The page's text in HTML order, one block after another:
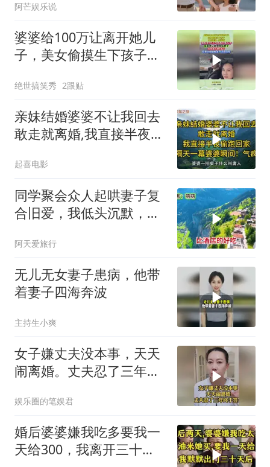
阿芒娱乐说
婆婆给100万让离开她儿
子，美女偷摸生下孩子，
绝世搞笑秀 2跟贴
亲妹结婚婆婆不让我回去
敢走就离婚,我直接半夜
起喜电影
同学聚会众人起哄妻子复
合旧爱，我低头沉默，她
回家
阿天爱旅行
无儿无女妻子患病，他带
着妻子四海奔波
主持生小爽
女子嫌丈夫没本事，天天
闹离婚。丈夫忍了三年，
娱乐圈的笔娱君
婚后婆婆嫌我吃多要我一
天给300，我离开三十